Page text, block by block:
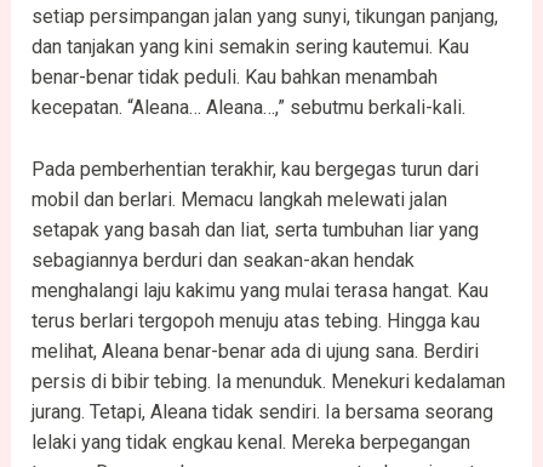
setiap persimpangan jalan yang sunyi, tikungan panjang,
dan tanjakan yang kini semakin sering kautemui. Kau
benar-benar tidak peduli. Kau bahkan menambah
kecepatan. “Aleana… Aleana…,” sebutmu berkali-kali.
Pada pemberhentian terakhir, kau bergegas turun dari
mobil dan berlari. Memacu langkah melewati jalan
setapak yang basah dan liat, serta tumbuhan liar yang
sebagiannya berduri dan seakan-akan hendak
menghalangi laju kakimu yang mulai terasa hangat. Kau
terus berlari tergopoh menuju atas tebing. Hingga kau
melihat, Aleana benar-benar ada di ujung sana. Berdiri
persis di bibir tebing. Ia menunduk. Menekuri kedalaman
jurang. Tetapi, Aleana tidak sendiri. Ia bersama seorang
lelaki yang tidak engkau kenal. Mereka berpegangan